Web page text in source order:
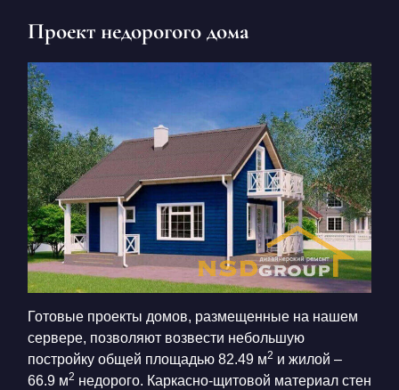
Проект недорогого дома
Готовые проекты домов, размещенные на нашем
сервере, позволяют возвести небольшую
постройку общей площадью 82.49 м2 и жилой –
66.9 м2 недорого. Каркасно-щитовой материал стен